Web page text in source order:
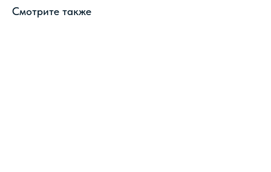
Смотрите также